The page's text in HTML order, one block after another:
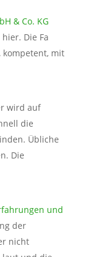
& Co. KG
Die Fa
kompetent, mit
wird auf
die
Übliche
Die
und
der
nicht